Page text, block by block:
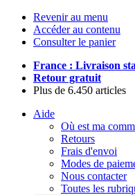
Revenir au menu
Accéder au contenu
Consulter le panier
France : Livraison
Retour gratuit
Plus de 6.450 articles
Aide
Où est ma
Retours
Frais d'envoi
Modes de
Nous contacter
Toutes les